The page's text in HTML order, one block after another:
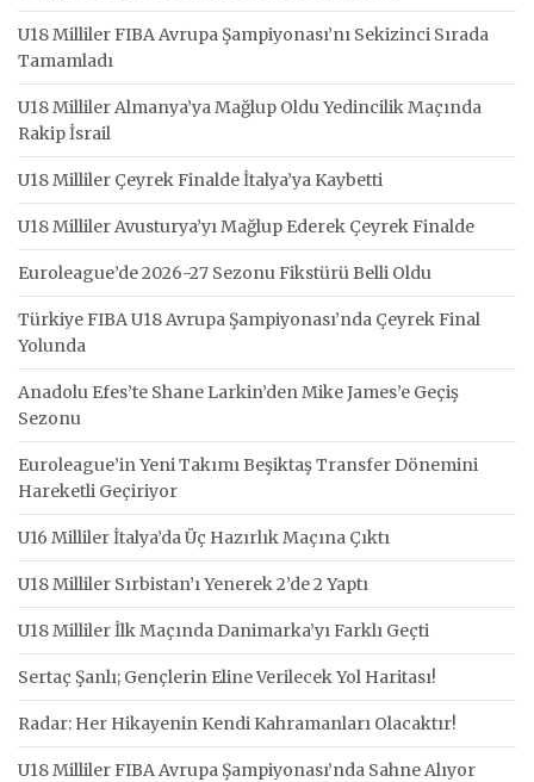
U18 Milliler FIBA Avrupa Şampiyonası’nı Sekizinci Sırada
Tamamladı
U18 Milliler Almanya’ya Mağlup Oldu Yedincilik Maçında
Rakip İsrail
U18 Milliler Çeyrek Finalde İtalya’ya Kaybetti
U18 Milliler Avusturya’yı Mağlup Ederek Çeyrek Finalde
Euroleague’de 2026-27 Sezonu Fikstürü Belli Oldu
Türkiye FIBA U18 Avrupa Şampiyonası’nda Çeyrek Final
Yolunda
Anadolu Efes’te Shane Larkin’den Mike James’e Geçiş
Sezonu
Euroleague’in Yeni Takımı Beşiktaş Transfer Dönemini
Hareketli Geçiriyor
U16 Milliler İtalya’da Üç Hazırlık Maçına Çıktı
U18 Milliler Sırbistan’ı Yenerek 2’de 2 Yaptı
U18 Milliler İlk Maçında Danimarka’yı Farklı Geçti
Sertaç Şanlı; Gençlerin Eline Verilecek Yol Haritası!
Radar: Her Hikayenin Kendi Kahramanları Olacaktır!
U18 Milliler FIBA Avrupa Şampiyonası’nda Sahne Alıyor